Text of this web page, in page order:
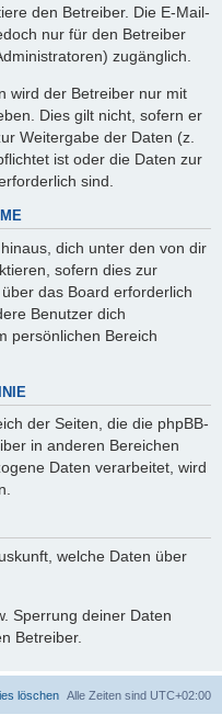
den Betreiber. Die E-Mail-
nur für den Betreiber
zugänglich.
wird der Betreiber nur mit
Dies gilt nicht, sofern er
Weitergabe der Daten (z.
ist oder die Daten zur
sind.
dich unter den von dir
sofern dies zur
das Board erforderlich
Benutzer dich
persönlichen Bereich
der Seiten, die die phpBB-
in anderen Bereichen
Daten verarbeitet, wird
welche Daten über
Sperrung deiner Daten
Betreiber.
Alle Zeiten sind UTC+02:00
löschen